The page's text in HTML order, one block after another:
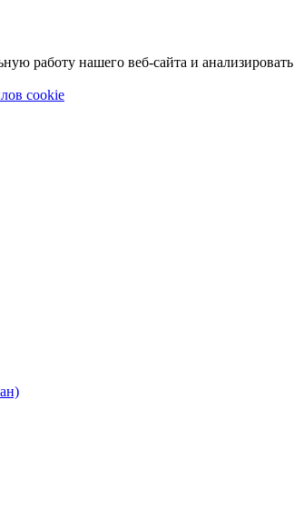
работу нашего веб-сайта и
cookie